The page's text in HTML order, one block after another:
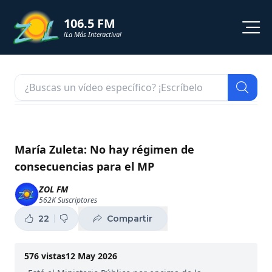
106.5 FM
!La Más Interactiva!
NOTICIAS
SHORTS
PODCAST
ZOL TV
María Zuleta: No hay régimen de
consecuencias para el MP
ZOL FM
562KSuscriptores
22 Compartir
576 vistas12 May 2026